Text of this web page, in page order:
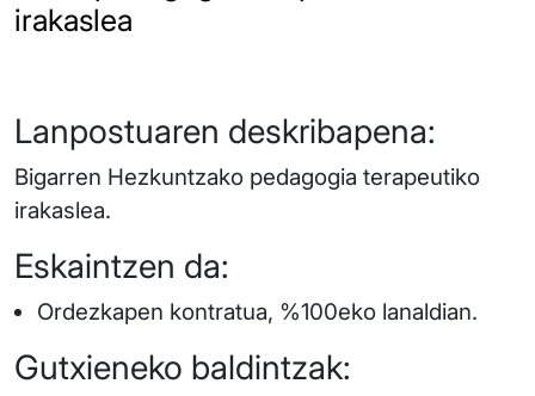
irakaslea
Lanpostuaren deskribapena:
Bigarren Hezkuntzako pedagogia terapeutiko
irakaslea.
Eskaintzen da:
Ordezkapen kontratua, %100eko lanaldian.
Gutxieneko baldintzak: